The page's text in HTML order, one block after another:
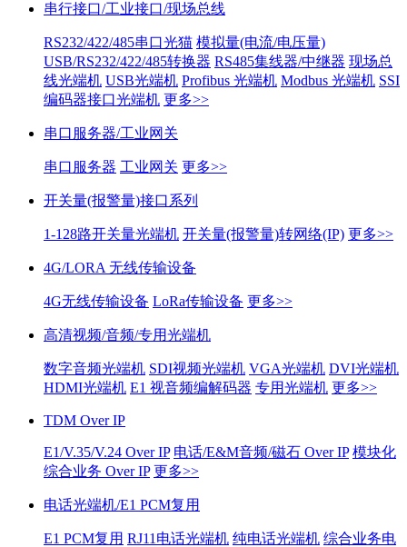
串行接口/工业接口/现场总线
RS232/422/485串口光猫 模拟量(电流/电压量)
USB/RS232/422/485转换器 RS485集线器/中继器 现场总
线光端机 USB光端机 Profibus 光端机 Modbus 光端机 SSI
编码器接口光端机 更多>>
串口服务器/工业网关
串口服务器 工业网关 更多>>
开关量(报警量)接口系列
1-128路开关量光端机 开关量(报警量)转网络(IP) 更多>>
4G/LORA 无线传输设备
4G无线传输设备 LoRa传输设备 更多>>
高清视频/音频/专用光端机
数字音频光端机 SDI视频光端机 VGA光端机 DVI光端机
HDMI光端机 E1 视音频编解码器 专用光端机 更多>>
TDM Over IP
E1/V.35/V.24 Over IP 电话/E&M音频/磁石 Over IP 模块化
综合业务 Over IP 更多>>
电话光端机/E1 PCM复用
E1 PCM复用 RJ11电话光端机 纯电话光端机 综合业务电